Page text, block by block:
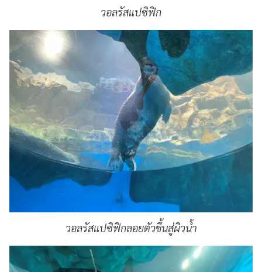
วอลรัสแปซิฟิก
วอลรัสแปซิฟิกลอยตัวขึ้นสู่ผิวน้ำ